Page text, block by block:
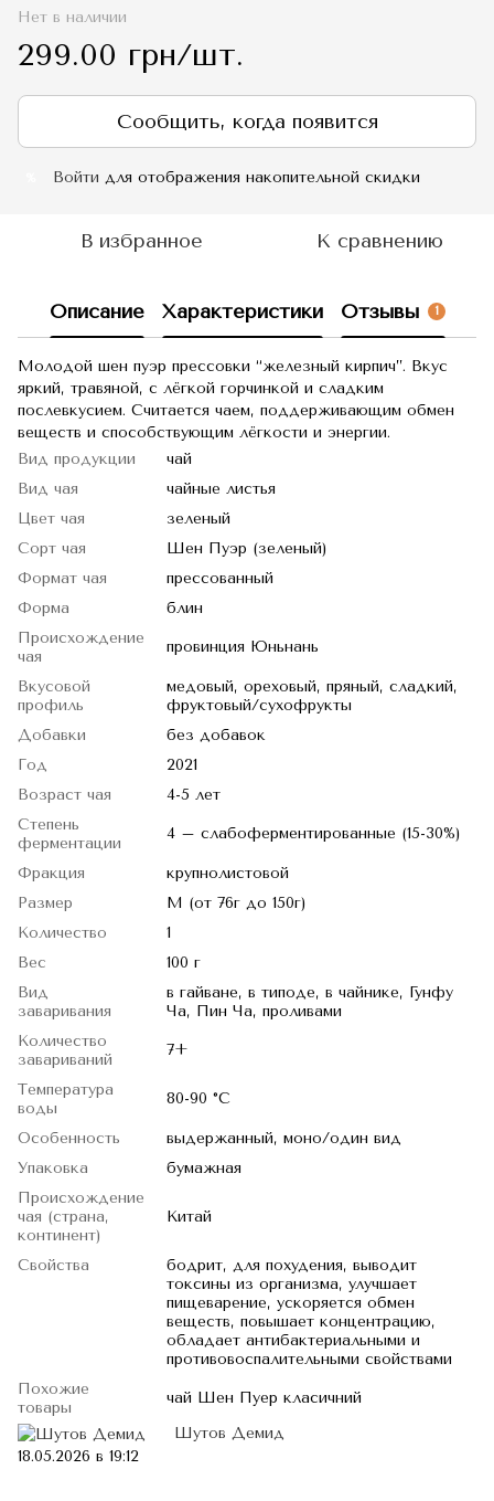
Нет в наличии
299.00 грн/шт.
Сообщить, когда появится
Войти для отображения накопительной скидки
В избранное К сравнению
Описание Характеристики Отзывы 1
Молодой шен пуэр прессовки “железный кирпич”. Вкус
яркий, травяной, с лёгкой горчинкой и сладким
послевкусием. Считается чаем, поддерживающим обмен
веществ и способствующим лёгкости и энергии.
Вид продукции
чай
Вид чая
чайные листья
Цвет чая
зеленый
Сорт чая
Шен Пуэр (зеленый)
Формат чая
прессованный
Форма
блин
Происхождение
чая
провинция Юньнань
Вкусовой
профиль
медовый, ореховый, пряный, сладкий,
фруктовый/сухофрукты
Добавки
без добавок
Год
2021
Возраст чая
4-5 лет
Степень
ферментации
4 – слабоферментированные (15-30%)
Фракция
крупнолистовой
Размер
M (от 76г до 150г)
Количество
1
Вес
100 г
Вид
заваривания
в гайване, в типоде, в чайнике, Гунфу
Ча, Пин Ча, проливами
Количество
завариваний
7+
Температура
воды
80-90 °C
Особенность
выдержанный, моно/один вид
Упаковка
бумажная
Происхождение
чая (страна,
континент)
Китай
Свойства
бодрит, для похудения, выводит
токсины из организма, улучшает
пищеварение, ускоряется обмен
веществ, повышает концентрацию,
обладает антибактериальными и
противовоспалительными свойствами
Похожие
товары
чай Шен Пуер класичний
Шутов Демид
18.05.2026 в 19:12